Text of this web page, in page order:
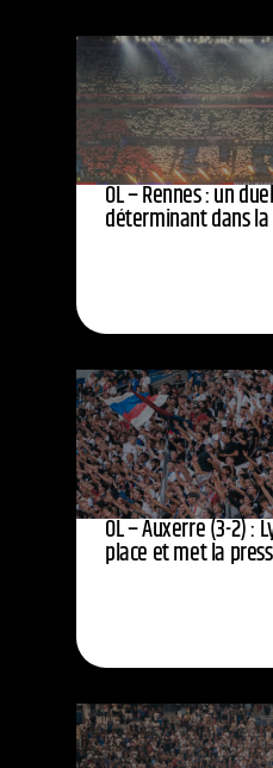
OL – Rennes : un
déterminant dans la
OL – Auxerre (3-2) :
place et met la